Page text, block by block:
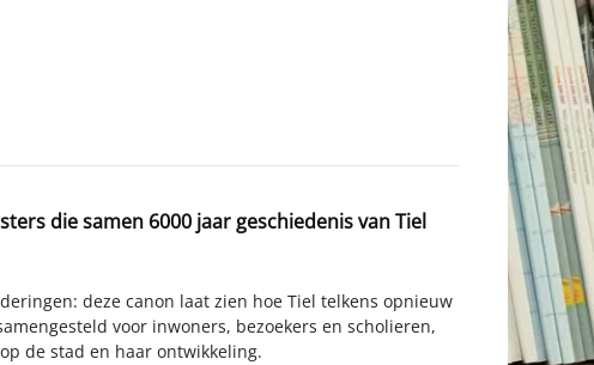
die samen 6000 jaar geschiedenis van Tiel
deze canon laat zien hoe Tiel telkens opnieuw
voor inwoners, bezoekers en scholieren,
de stad en haar ontwikkeling.